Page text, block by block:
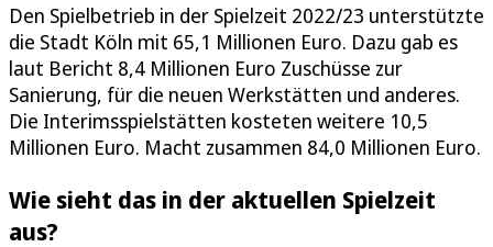
Den Spielbetrieb in der Spielzeit 2022/23 unterstützte
die Stadt Köln mit 65,1 Millionen Euro. Dazu gab es
laut Bericht 8,4 Millionen Euro Zuschüsse zur
Sanierung, für die neuen Werkstätten und anderes.
Die Interimsspielstätten kosteten weitere 10,5
Millionen Euro. Macht zusammen 84,0 Millionen Euro.
Wie sieht das in der aktuellen Spielzeit
aus?